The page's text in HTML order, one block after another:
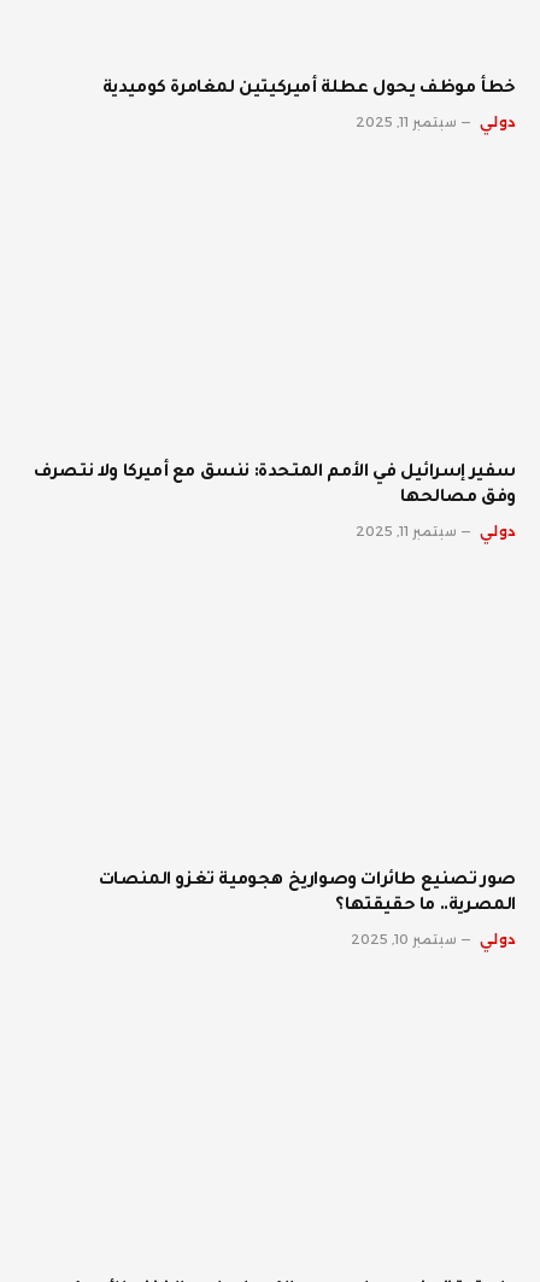
خطأ موظف يحول عطلة أميركيتين لمغامرة كوميدية
دولي سبتمبر 11, 2025
سفير إسرائيل في الأمم المتحدة: ننسق مع أميركا ولا نتصرف
وفق مصالحها
دولي سبتمبر 11, 2025
صور تصنيع طائرات وصواريخ هجومية تغزو المنصات
المصرية.. ما حقيقتها؟
دولي سبتمبر 10, 2025